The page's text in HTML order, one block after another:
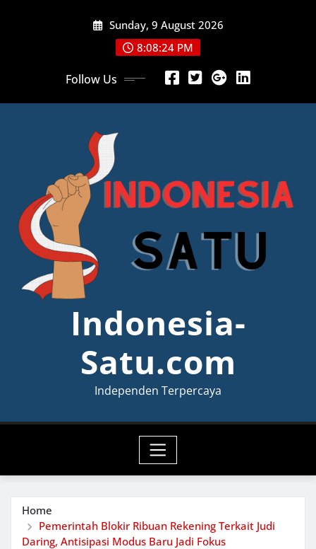
Sunday, 9 August 2026
8:08:26 PM
Follow Us
Indonesia-
Satu.com
Independen Terpercaya
Home
Pemerintah Blokir Ribuan Rekening Terkait Judi
Daring, Antisipasi Modus Baru Jadi Fokus